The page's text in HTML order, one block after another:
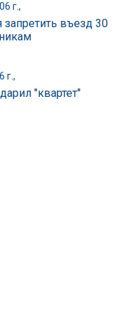
г.,
запретить въезд 30
г.,
"квартет"